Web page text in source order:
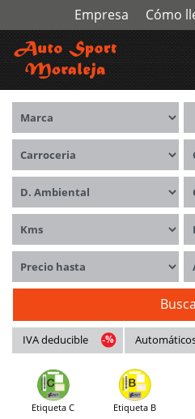
Empresa Cómo
Marca
Carrocerías
Distintivo ambiental
Kms
Precio hasta
IVA deducible
Etiqueta C Etiqueta B